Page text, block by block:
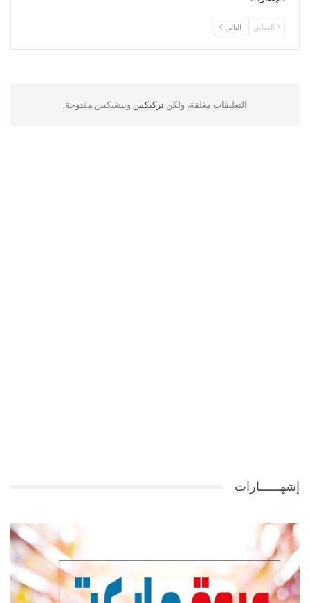
السابق التالي
التعليقات مغلقة، ولكن تركبكس وبينغبكس مفتوحة.
إشهــــــارات